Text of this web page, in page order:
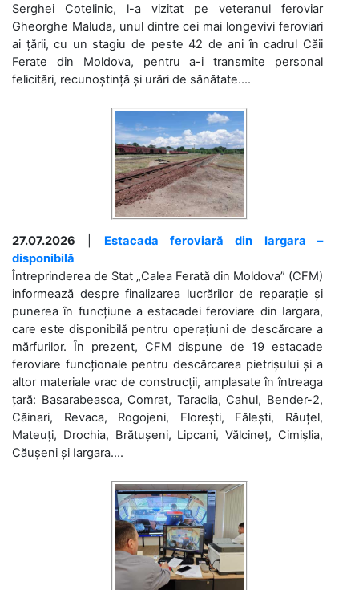
Serghei Cotelinic, l-a vizitat pe veteranul feroviar
Gheorghe Maluda, unul dintre cei mai longevivi feroviari
ai țării, cu un stagiu de peste 42 de ani în cadrul Căii
Ferate din Moldova, pentru a-i transmite personal
felicitări, recunoștință și urări de sănătate....
27.07.2026
Estacada feroviară din Iargara –
disponibilă
Întreprinderea de Stat „Calea Ferată din Moldova” (CFM)
informează despre finalizarea lucrărilor de reparație și
punerea în funcțiune a estacadei feroviare din Iargara,
care este disponibilă pentru operațiuni de descărcare a
mărfurilor. În prezent, CFM dispune de 19 estacade
feroviare funcționale pentru descărcarea pietrișului și a
altor materiale vrac de construcții, amplasate în întreaga
țară: Basarabeasca, Comrat, Taraclia, Cahul, Bender-2,
Căinari, Revaca, Rogojeni, Florești, Fălești, Răuțel,
Mateuți, Drochia, Brătușeni, Lipcani, Vălcineț, Cimișlia,
Căușeni și Iargara....